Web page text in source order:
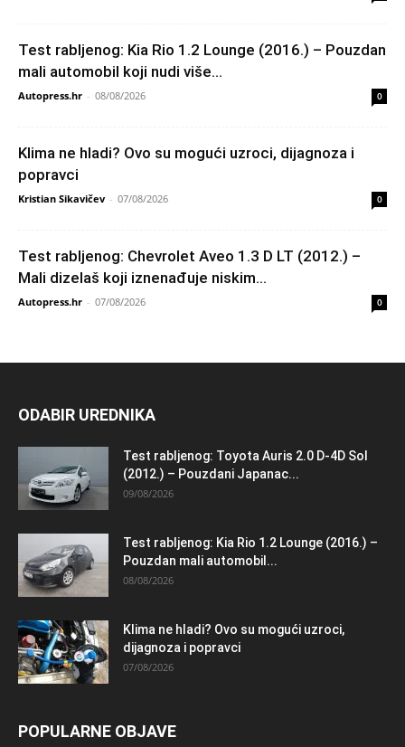
Test rabljenog: Kia Rio 1.2 Lounge (2016.) – Pouzdan
mali automobil koji nudi više...
Autopress.hr - 08/08/2026 0
Klima ne hladi? Ovo su mogući uzroci, dijagnoza i
popravci
Kristian Sikavičev - 07/08/2026 0
Test rabljenog: Chevrolet Aveo 1.3 D LT (2012.) –
Mali dizelaš koji iznenađuje niskim...
Autopress.hr - 07/08/2026 0
ODABIR UREDNIKA
Test rabljenog: Toyota Auris 2.0 D-4D Sol
(2012.) – Pouzdani Japanac...
09/08/2026
Test rabljenog: Kia Rio 1.2 Lounge (2016.) –
Pouzdan mali automobil...
08/08/2026
Klima ne hladi? Ovo su mogući uzroci,
dijagnoza i popravci
07/08/2026
POPULARNE OBJAVE